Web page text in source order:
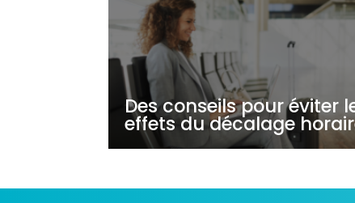
Des conseils pour éviter
effets du décalage